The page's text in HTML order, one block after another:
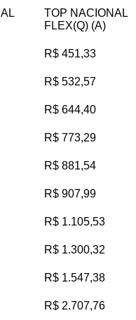
TOP NACIONAL
FLEX(Q) (A)
R$ 451,33
R$ 532,57
R$ 644,40
R$ 773,29
R$ 881,54
R$ 907,99
R$ 1.105,53
R$ 1.300,32
R$ 1.547,38
R$ 2.707,76